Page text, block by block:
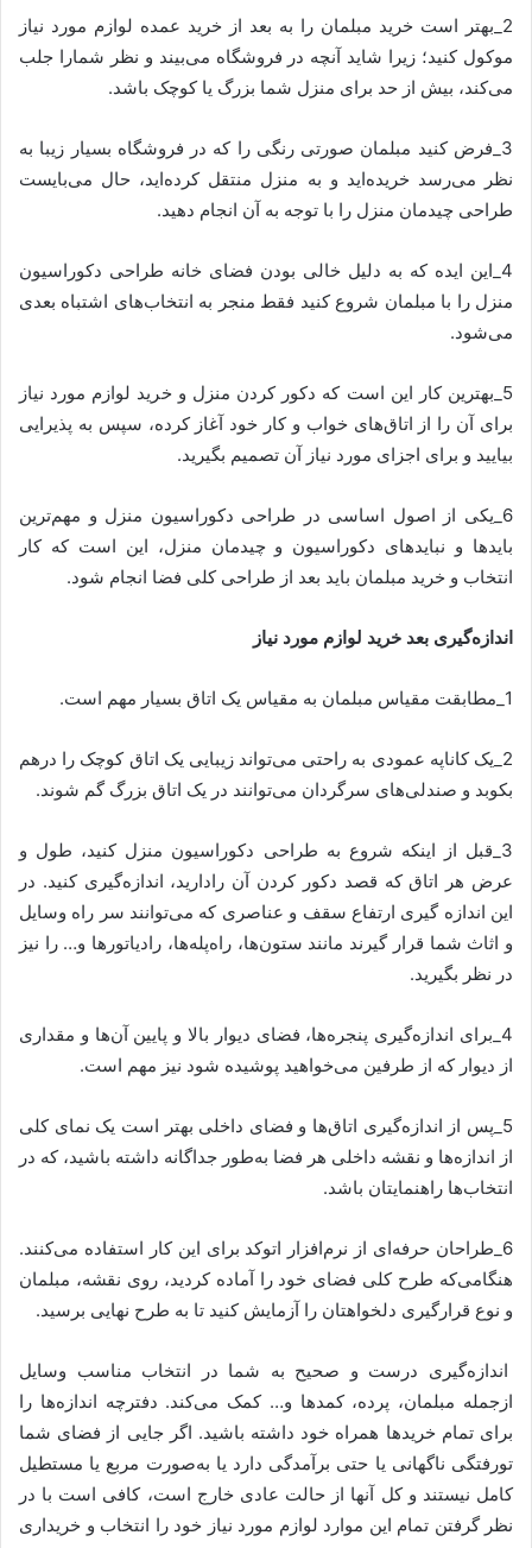
2_بهتر است خرید مبلمان را به بعد از خرید عمده لوازم مورد نیاز
موکول کنید؛ زیرا شاید آنچه در فروشگاه می‌بیند و نظر شمارا جلب
می‌کند، بیش‌ از حد برای منزل شما بزرگ یا کوچک باشد.
3_فرض کنید مبلمان صورتی رنگی را که در فروشگاه بسیار زیبا به
نظر می‌رسد خریده‌اید و به منزل منتقل کرده‌اید، حال می‌بایست
طراحی چیدمان منزل را با توجه به آن انجام دهید.
4_این ایده که به دلیل خالی بودن فضای خانه طراحی دکوراسیون
منزل را با مبلمان شروع کنید فقط منجر به انتخاب‌های اشتباه بعدی
می‌شود.
5_بهترین کار این است که دکور کردن منزل و خرید لوازم مورد نیاز
برای آن را از اتاق‌های خواب و کار خود آغاز کرده، سپس به پذیرایی
بیایید و برای اجزای مورد نیاز آن تصمیم بگیرید.
6_یکی از اصول اساسی در طراحی دکوراسیون منزل و مهم‌ترین
بایدها و نبایدهای دکوراسیون و چیدمان منزل، این است که کار
انتخاب و خرید مبلمان باید بعد از طراحی کلی فضا انجام شود.
اندازه‌گیری بعد خرید لوازم مورد نیاز
1_مطابقت مقیاس مبلمان به مقیاس یک اتاق بسیار مهم است.
2_یک کاناپه عمودی به‌ راحتی می‌تواند زیبایی یک اتاق کوچک را درهم
بکوبد و صندلی‌های سرگردان می‌توانند در یک اتاق بزرگ گم شوند.
3_قبل از اینکه شروع به طراحی دکوراسیون منزل کنید، طول و
عرض هر اتاق که قصد دکور کردن آن رادارید، اندازه‌گیری کنید. در
این اندازه گیری ارتفاع سقف و عناصری که می‌توانند سر راه وسایل
و اثاث شما قرار گیرند مانند ستون‌ها، راه‌پله‌ها، رادیاتورها و… را نیز
در نظر بگیرید.
4_برای اندازه‌گیری پنجره‌ها، فضای دیوار بالا و پایین آن‌ها و مقداری
از دیوار که از طرفین می‌خواهید پوشیده شود نیز مهم است.
5_پس از اندازه‌گیری اتاق‌ها و فضای داخلی بهتر است یک نمای کلی
از اندازه‌ها و نقشه داخلی هر فضا به‌طور جداگانه داشته باشید، که در
انتخاب‌ها راهنمایتان باشد.
6_طراحان حرفه‌ای از نرم‌افزار اتوکد برای این کار استفاده می‌کنند.
هنگامی‌که طرح کلی فضای خود را آماده کردید، روی نقشه، مبلمان
و نوع قرارگیری دلخواهتان را آزمایش کنید تا به طرح نهایی برسید.
اندازه‌گیری درست و صحیح به شما در انتخاب مناسب وسایل
ازجمله مبلمان، پرده، کمدها و… کمک می‌کند. دفترچه اندازه‌ها را
برای تمام خریدها همراه خود داشته باشید. اگر جایی از فضای شما
تورفتگی ناگهانی یا حتی برآمدگی دارد یا به‌صورت مربع یا مستطیل
کامل نیستند و کل آن­ها از حالت عادی خارج است، کافی است با در
نظر گرفتن تمام این موارد لوازم مورد نیاز خود را انتخاب و خریداری